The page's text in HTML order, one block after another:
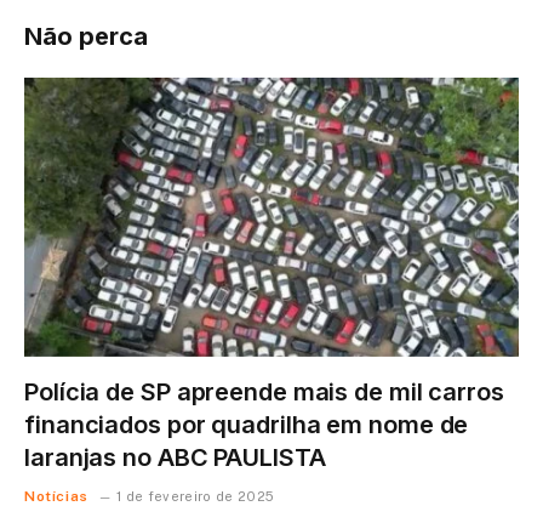
Não perca
Polícia de SP apreende mais de mil carros
financiados por quadrilha em nome de
laranjas no ABC PAULISTA
Notícias 1 de fevereiro de 2025